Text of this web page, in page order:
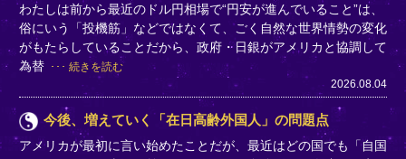
わたしは前から最近のドル円相場で“円安が進んでいること”は、
俗にいう「投機筋」などではなくて、ごく自然な世界情勢の変化
がもたらしていることだから、政府・日銀がアメリカと協調して
為替
続きを読む
2026.08.04
今後、増えていく「在日高齢外国人」の問題点
アメリカが最初に言い始めたことだが、最近はどの国でも「自国